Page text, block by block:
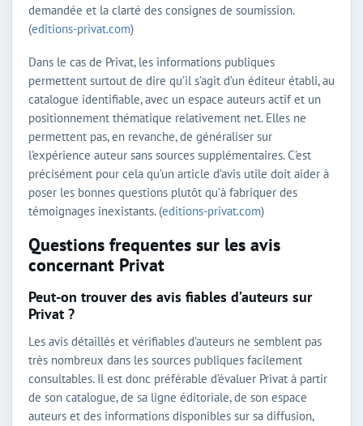
demandée et la clarté des consignes de soumission.
(editions-privat.com)
Dans le cas de Privat, les informations publiques
permettent surtout de dire qu’il s’agit d’un éditeur établi, au
catalogue identifiable, avec un espace auteurs actif et un
positionnement thématique relativement net. Elles ne
permettent pas, en revanche, de généraliser sur
l’expérience auteur sans sources supplémentaires. C’est
précisément pour cela qu’un article d’avis utile doit aider à
poser les bonnes questions plutôt qu’à fabriquer des
témoignages inexistants. (editions-privat.com)
Questions frequentes sur les avis
concernant Privat
Peut-on trouver des avis fiables d’auteurs sur
Privat ?
Les avis détaillés et vérifiables d’auteurs ne semblent pas
très nombreux dans les sources publiques facilement
consultables. Il est donc préférable d’évaluer Privat à partir
de son catalogue, de sa ligne éditoriale, de son espace
auteurs et des informations disponibles sur sa diffusion,